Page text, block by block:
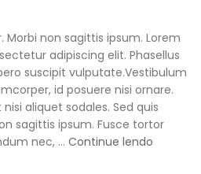
Morbi non sagittis ipsum. Lorem
adipiscing elit. Phasellus
suscipit vulputate.Vestibulum
id posuere nisi ornare.
aliquet sodales. Sed quis
sagittis ipsum. Fusce tortor
nec, … Continue lendo